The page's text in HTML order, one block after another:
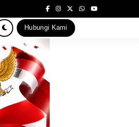
Hubungi Kami